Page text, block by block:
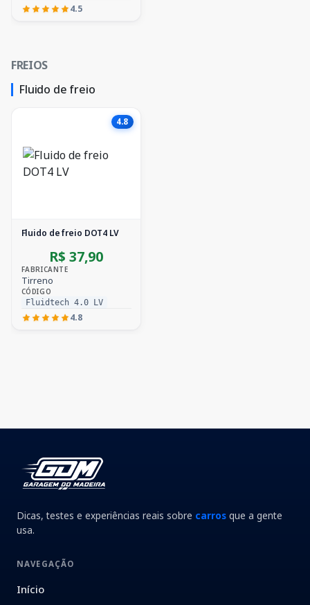
4.5
FREIOS
Fluido de freio
4.8
Fluido de freio DOT4 LV
R$ 37,90
FABRICANTE
Tirreno
CÓDIGO
Fluidtech 4.0 LV
4.8
Dicas, testes e experiências reais sobre carros que a gente
usa.
NAVEGAÇÃO
Início